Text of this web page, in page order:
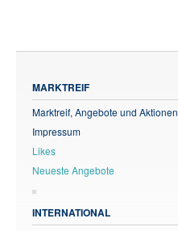
MARKTREIF
Marktreif, Angebote und Aktionen
Impressum
Likes
Neueste Angebote
INTERNATIONAL